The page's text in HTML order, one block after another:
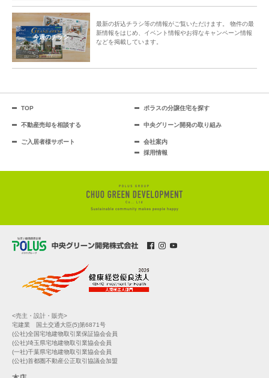
今週のチラシ
最新の折込チラシ等の情報がご覧いただけます。 物件の最
新情報をはじめ、イベント情報やお得なキャンペーン情報
などを掲載しています。
TOP ポラスの分譲住宅を探す
不動産売却を相談する 中央グリーン開発の取り組み
ご入居者様サポート
会社案内
採用情報
<売主・設計・販売>
宅建業 国土交通大臣(5)第6871号
(公社)全国宅地建物取引業保証協会会員
(公社)埼玉県宅地建物取引業協会会員
(一社)千葉県宅地建物取引業協会会員
(公社)首都圏不動産公正取引協議会加盟